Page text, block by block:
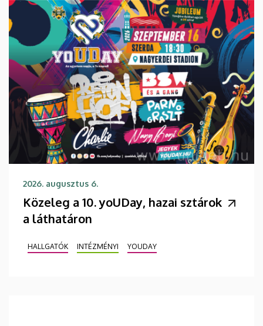
2026. augusztus 6.
Közeleg a 10. yoUDay, hazai sztárok
a láthatáron
HALLGATÓK INTÉZMÉNYI YOUDAY